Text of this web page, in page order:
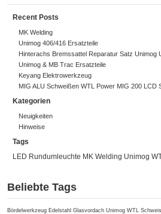
Recent Posts
MK Welding
Unimog 406/416 Ersatzteile
Hinterachs Bremssattel Reparatur Satz Unimog
Unimog & MB Trac Ersatzteile
Keyang Elektrowerkzeug
MIG ALU Schweißen WTL Power MIG 200 LCD
Kategorien
Neuigkeiten
Hinweise
Tags
LED Rundumleuchte MK Welding Unimog
Beliebte Tags
Bördelwerkzeug Edelstahl Glasvordach Unimog WTL